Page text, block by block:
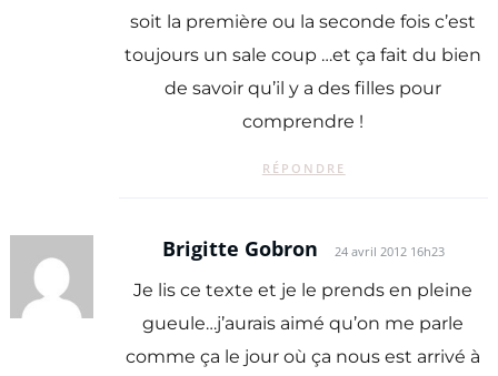
soit la première ou la seconde fois c’est
toujours un sale coup …et ça fait du bien
de savoir qu’il y a des filles pour
comprendre !
RÉPONDRE
Brigitte Gobron 24 avril 2012 16h23
Je lis ce texte et je le prends en pleine
gueule…j’aurais aimé qu’on me parle
comme ça le jour où ça nous est arrivé à